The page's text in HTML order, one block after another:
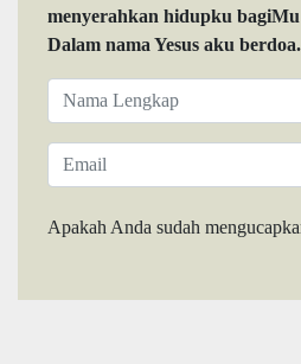
menyerahkan hidupku
Dalam nama Yesus aku
Apakah Anda sudah